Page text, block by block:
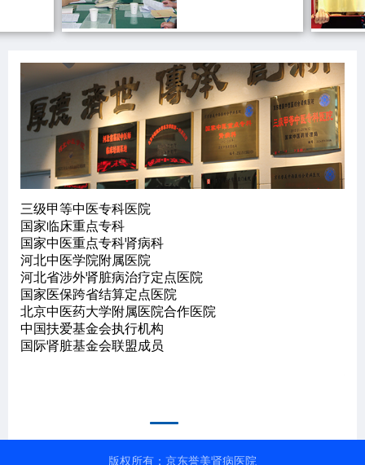
三级甲等中医专科医院
国家临床重点专科
国家中医重点专科肾病科
河北中医学院附属医院
河北省涉外肾脏病治疗定点医院
国家医保跨省结算定点医院
北京中医药大学附属医院合作医院
中国扶爱基金会执行机构
国际肾脏基金会联盟成员
版权所有：京东誉美肾病医院